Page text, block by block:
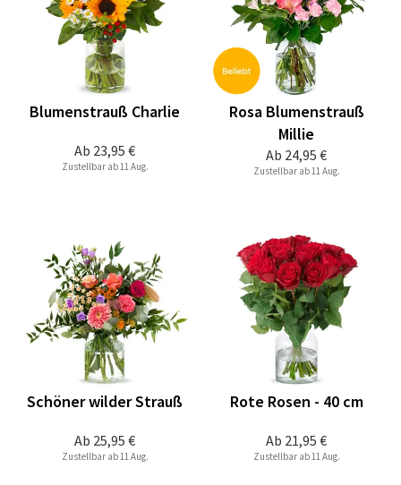
Ab 23,95 €
Blumenstrauß Charlie
Zustellbar ab 11 Aug.
Ab 24,95 €
Rosa Blumenstrauß
Millie
Zustellbar ab 11 Aug.
Ab 25,95 €
Schöner wilder Strauß
Zustellbar ab 11 Aug.
Ab 21,95 €
Rote Rosen - 40 cm
Zustellbar ab 11 Aug.